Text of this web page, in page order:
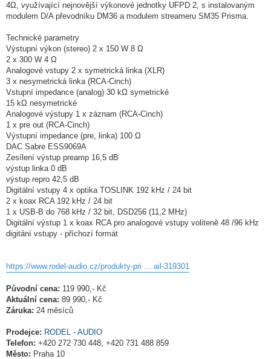
4Ω, využívající nejnovější výkonové jednotky UFPD 2, s instalovaným
modulem D/A převodníku DM36 a modulem streameru SM35 Prisma.
Technické parametry
Výstupní výkon (stereo) 2 x 150 W 8 Ω
2 x 300 W 4 Ω
Analogové vstupy 2 x symetrická linka (XLR)
3 x nesymetrická linka (RCA-Cinch)
Vstupní impedance (analog) 30 kΩ symetrické
15 kΩ nesymetrické
Analogové výstupy 1 x záznam (RCA-Cinch)
1 x pre out (RCA-Cinch)
Výstupní impedance (pre, linka) 100 Ω
DAC Sabre ESS9069A
Zesílení výstup preamp 16,5 dB
výstup linka 0 dB
výstup repro 42,5 dB
Digitální vstupy 4 x optika TOSLINK 192 kHz / 24 bit
2 x koax RCA 192 kHz / 24 bit
1 x USB-B do 768 kHz / 32 bit, DSD256 (11,2 MHz)
Digitální výstup 1 x koax RCA pro analogové vstupy voliteně 48 /96 kHz
digitání vstupy - příchozí formát
https://www.rodel-audio.cz/produkty-pri ... ail-319301
Původní cena: 119 990,- Kč
Aktuální cena: 89 990,- Kč
Záruka: 24 měsíců
Prodejce: RODEL - AUDIO
Telefon: +420 272 730 448, +420 731 488 859
Město: Praha 10